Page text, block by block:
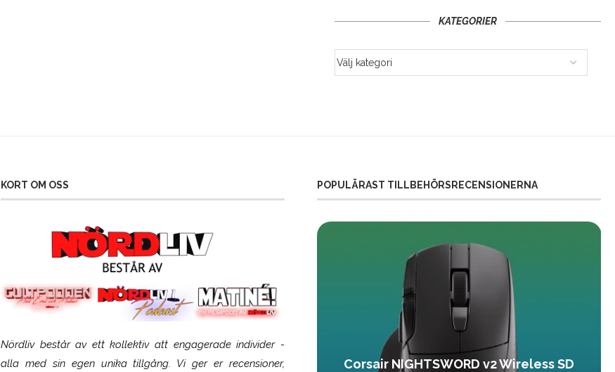
KATEGORIER
KORT OM OSS
Nördliv består av ett kollektiv att engagerade individer -
alla med sin egen unika tillgång. Vi ger er recensioner,
POPULÄRAST TILLBEHÖRSRECENSIONERNA
SCUF Gaming Omega Corsair NIGHTSWORD v2 Wireless SD